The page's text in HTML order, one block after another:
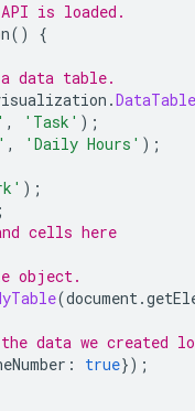
is loaded.
() {
data table.
.DataTable
, 'Task' );
, 'Daily Hours' );
);
cells here
object.
(document.
data we created
: true});